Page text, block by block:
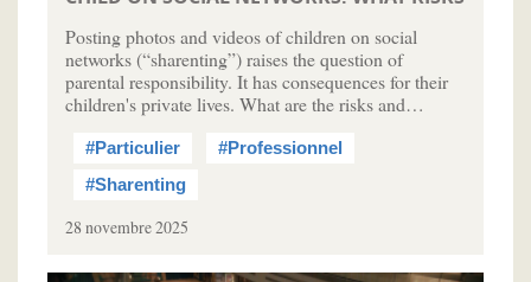
Posting photos and videos of children on social
networks (“sharenting”) raises the question of
parental responsibility. It has consequences for their
children's private lives. What are the risks and…
#Particulier
#Professionnel
#Sharenting
28 novembre 2025